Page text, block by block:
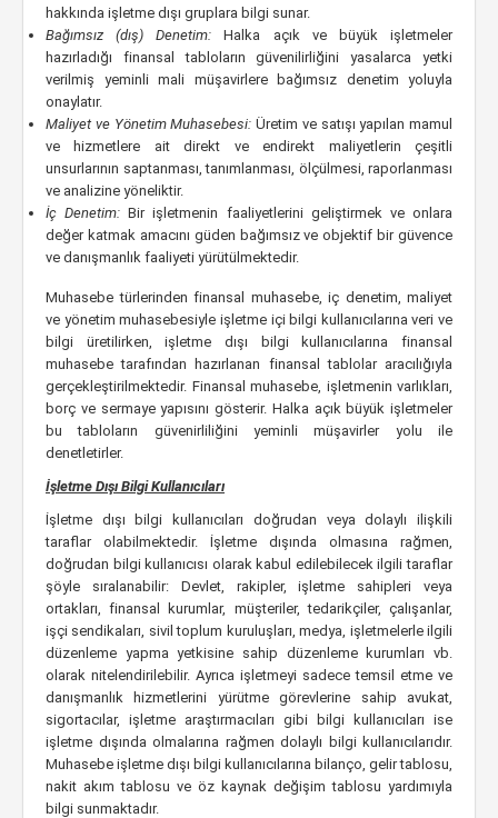
hakkında işletme dışı gruplara bilgi sunar.
Bağımsız (dış) Denetim:Halka açık ve büyük işletmeler
hazırladığı finansal tabloların güvenilirliğini yasalarca yetki
verilmiş yeminli mali müşavirlere bağımsız denetim yoluyla
onaylatır.
Maliyet ve Yönetim Muhasebesi: Üretim ve satışı yapılan mamul
ve hizmetlere ait direkt ve endirekt maliyetlerin çeşitli
unsurlarının saptanması, tanımlanması, ölçülmesi, raporlanması
ve analizine yöneliktir.
İç Denetim:Bir işletmenin faaliyetlerini geliştirmek ve onlara
değer katmak amacını güden bağımsız ve objektif bir güvence
ve danışmanlık faaliyeti yürütülmektedir.
Muhasebe türlerinden finansal muhasebe, iç denetim, maliyet
ve yönetim muhasebesiyle işletme içi bilgi kullanıcılarına veri ve
bilgi üretilirken, işletme dışı bilgi kullanıcılarına finansal
muhasebe tarafından hazırlanan finansal tablolar aracılığıyla
gerçekleştirilmektedir. Finansal muhasebe, işletmenin varlıkları,
borç ve sermaye yapısını gösterir. Halka açık büyük işletmeler
bu tabloların güvenirliliğini yeminli müşavirler yolu ile
denetletirler.
İşletme Dışı Bilgi Kullanıcıları
İşletme dışı bilgi kullanıcıları doğrudan veya dolaylı ilişkili
taraflar olabilmektedir. İşletme dışında olmasına rağmen,
doğrudan bilgi kullanıcısı olarak kabul edilebilecek ilgili taraflar
şöyle sıralanabilir: Devlet, rakipler, işletme sahipleri veya
ortakları, finansal kurumlar, müşteriler, tedarikçiler, çalışanlar,
işçi sendikaları, sivil toplum kuruluşları, medya, işletmelerle ilgili
düzenleme yapma yetkisine sahip düzenleme kurumları vb.
olarak nitelendirilebilir. Ayrıca işletmeyi sadece temsil etme ve
danışmanlık hizmetlerini yürütme görevlerine sahip avukat,
sigortacılar, işletme araştırmacıları gibi bilgi kullanıcıları ise
işletme dışında olmalarına rağmen dolaylı bilgi kullanıcılarıdır.
Muhasebe işletme dışı bilgi kullanıcılarına bilanço, gelir tablosu,
nakit akım tablosu ve öz kaynak değişim tablosu yardımıyla
bilgi sunmaktadır.